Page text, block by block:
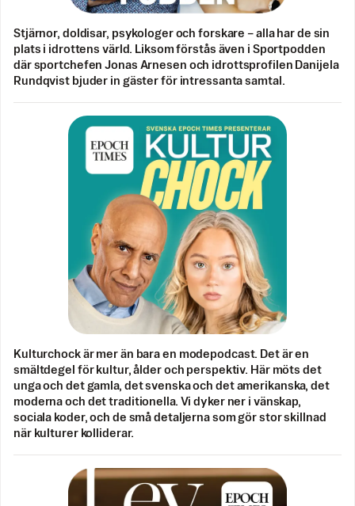
Stjärnor, doldisar, psykologer och forskare – alla har de sin
plats i idrottens värld. Liksom förstås även i Sportpodden
där sportchefen Jonas Arnesen och idrottsprofilen Danijela
Rundqvist bjuder in gäster för intressanta samtal.
Kulturchock är mer än bara en modepodcast. Det är en
smältdegel för kultur, ålder och perspektiv. Här möts det
unga och det gamla, det svenska och det amerikanska, det
moderna och det traditionella. Vi dyker ner i vänskap,
sociala koder, och de små detaljerna som gör stor skillnad
när kulturer kolliderar.